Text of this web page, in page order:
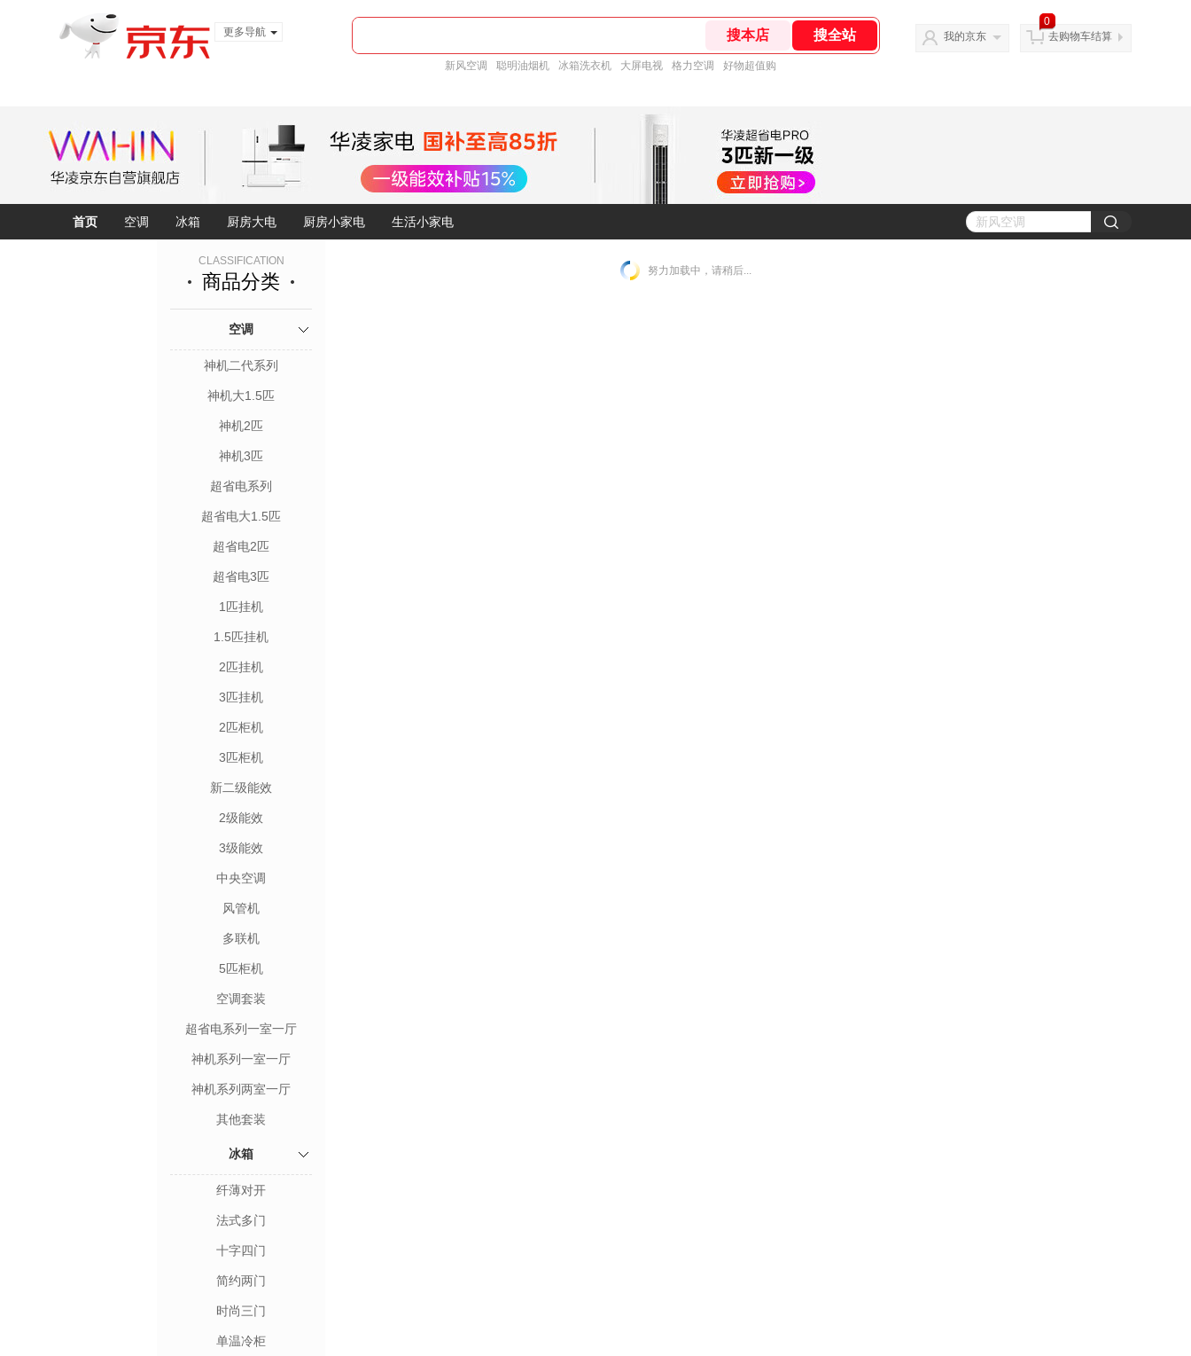
更多导航
新风空调 聪明油烟机 冰箱洗衣机 大屏电视 格力空调 好物超值购
我的京东
0
去购物车结算
首页 空调 冰箱 厨房大电 厨房小家电 生活小家电
CLASSIFICATION
商品分类
空调
神机二代系列
神机大1.5匹
神机2匹
神机3匹
超省电系列
超省电大1.5匹
超省电2匹
超省电3匹
1匹挂机
1.5匹挂机
2匹挂机
3匹挂机
2匹柜机
3匹柜机
新二级能效
2级能效
3级能效
中央空调
风管机
多联机
5匹柜机
空调套装
超省电系列一室一厅
神机系列一室一厅
神机系列两室一厅
其他套装
冰箱
纤薄对开
法式多门
十字四门
简约两门
时尚三门
单温冷柜
努力加载中，请稍后...